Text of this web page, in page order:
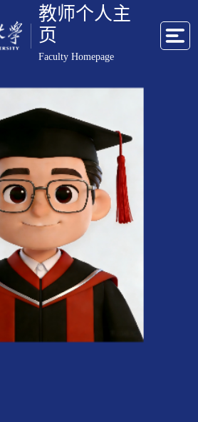
教师个人主
页
Faculty Homepage